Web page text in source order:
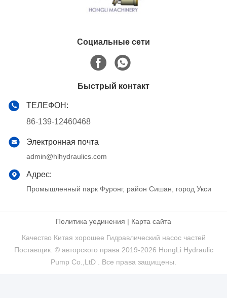
Социальные сети
Быстрый контакт
ТЕЛЕФОН:
86-139-12460468
Электронная почта
admin@hlhydraulics.com
Адрес:
Промышленный парк Фуронг, район Сишан, город Укси
Политика уединения | Карта сайта
Качество Китая хорошее Гидравлический насос частей
Поставщик. © авторского права 2019-2026 HongLi Hydraulic
Pump Co.,LtD . Все права защищены.